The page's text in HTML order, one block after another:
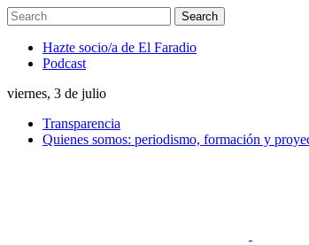
Hazte socio/a de El Faradio
Podcast
viernes, 3 de julio
Transparencia
Quienes somos: periodismo, formación y